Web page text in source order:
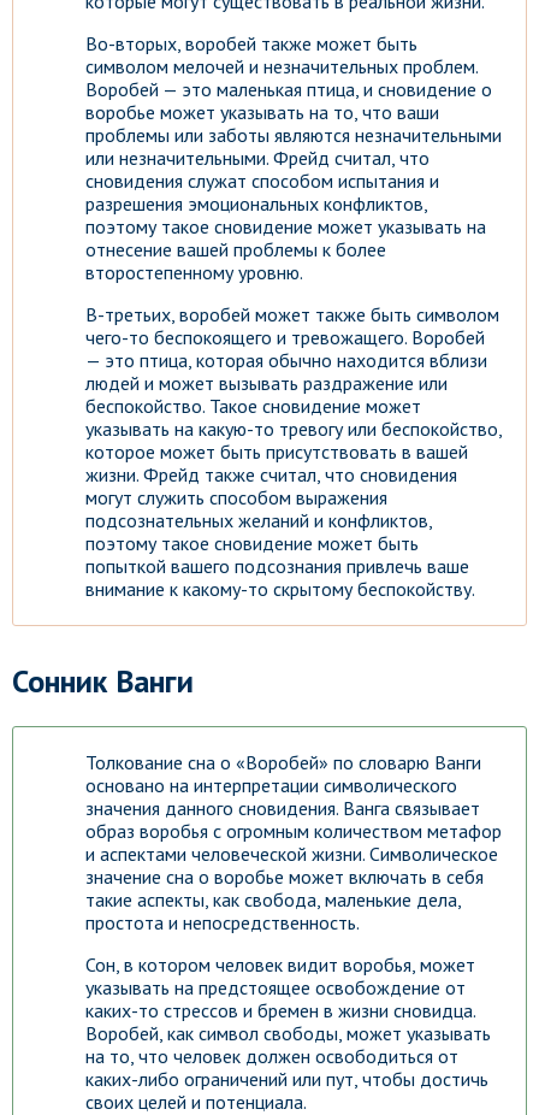
Во-вторых, воробей также может быть
символом мелочей и незначительных проблем.
Воробей — это маленькая птица, и сновидение о
воробье может указывать на то, что ваши
проблемы или заботы являются незначительными
или незначительными. Фрейд считал, что
сновидения служат способом испытания и
разрешения эмоциональных конфликтов,
поэтому такое сновидение может указывать на
отнесение вашей проблемы к более
второстепенному уровню.
В-третьих, воробей может также быть символом
чего-то беспокоящего и тревожащего. Воробей
— это птица, которая обычно находится вблизи
людей и может вызывать раздражение или
беспокойство. Такое сновидение может
указывать на какую-то тревогу или беспокойство,
которое может быть присутствовать в вашей
жизни. Фрейд также считал, что сновидения
могут служить способом выражения
подсознательных желаний и конфликтов,
поэтому такое сновидение может быть
попыткой вашего подсознания привлечь ваше
внимание к какому-то скрытому беспокойству.
Сонник Ванги
Толкование сна о «Воробей» по словарю Ванги
основано на интерпретации символического
значения данного сновидения. Ванга связывает
образ воробья с огромным количеством метафор
и аспектами человеческой жизни. Символическое
значение сна о воробье может включать в себя
такие аспекты, как свобода, маленькие дела,
простота и непосредственность.
Сон, в котором человек видит воробья, может
указывать на предстоящее освобождение от
каких-то стрессов и бремен в жизни сновидца.
Воробей, как символ свободы, может указывать
на то, что человек должен освободиться от
каких-либо ограничений или пут, чтобы достичь
своих целей и потенциала.